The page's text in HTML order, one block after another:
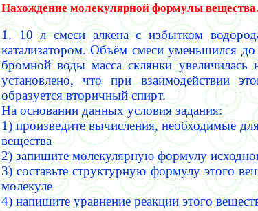
Нахождение молекулярной формулы вещества.
1. 10 л смеси алкена с избытком
катализатором. Объём смеси уменьшился
бромной воды масса склянки
установлено, что при взаимодействии
образуется вторичный спирт.
На основании данных условия задания:
1) произведите вычисления, необходимые
вещества
2) запишите молекулярную формулу
3) составьте структурную формулу этого
молекуле
4) напишите уравнение реакции этого